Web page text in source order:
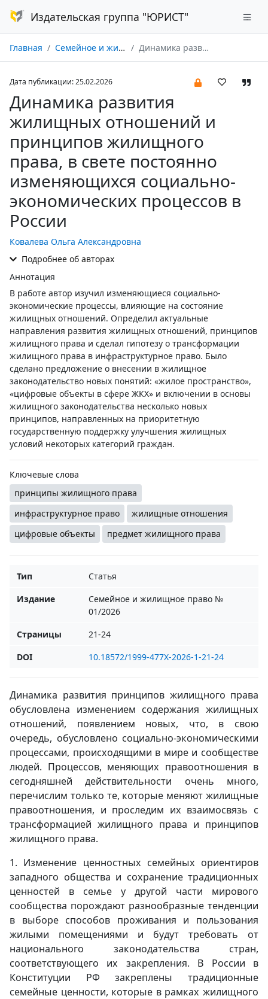
Издательская группа "ЮРИСТ"
Главная Семейное и жилищное право № 01/2026 Динамика развития жилищных отношений и принципов жилищного права, в свете постоянно изменяющихся социально-экономических процессов в России
Дата публикации: 25.02.2026
Динамика развития
жилищных отношений и
принципов жилищного
права, в свете постоянно
изменяющихся социально-
экономических процессов в
России
Ковалева Ольга Александровна
Подробнее об авторах
Аннотация
В работе автор изучил изменяющиеся социально-
экономические процессы, влияющие на состояние
жилищных отношений. Определил актуальные
направления развития жилищных отношений, принципов
жилищного права и сделал гипотезу о трансформации
жилищного права в инфраструктурное право. Было
сделано предложение о внесении в жилищное
законодательство новых понятий: «жилое пространство»,
«цифровые объекты в сфере ЖКХ» и включении в основы
жилищного законодательства несколько новых
принципов, направленных на приоритетную
государственную поддержку улучшения жилищных
условий некоторых категорий граждан.
Ключевые слова
принципы жилищного права
инфраструктурное право
жилищные отношения
цифровые объекты
предмет жилищного права
Тип
Статья
Издание
Семейное и жилищное право №
01/2026
Страницы
21-24
DOI
10.18572/1999-477X-2026-1-21-24
Динамика развития принципов жилищного права
обусловлена изменением содержания жилищных
отношений, появлением новых, что, в свою
очередь, обусловлено социально-экономическими
процессами, происходящими в мире и сообществе
людей. Процессов, меняющих правоотношения в
сегодняшней действительности очень много,
перечислим только те, которые меняют жилищные
правоотношения, и проследим их взаимосвязь с
трансформацией жилищного права и принципов
жилищного права.
1. Изменение ценностных семейных ориентиров
западного общества и сохранение традиционных
ценностей в семье у другой части мирового
сообщества порождают разнообразные тенденции
в выборе способов проживания и пользования
жилыми помещениями и будут требовать от
национального законодательства стран,
соответствующего их закрепления. В России в
Конституции РФ закреплены традиционные
семейные ценности, которые в рамках жилищного